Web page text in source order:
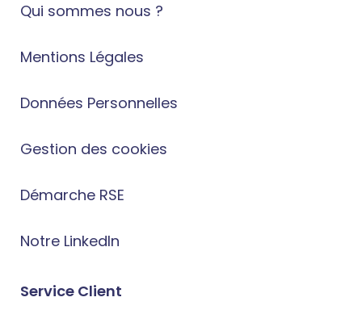
Qui sommes nous ?
Mentions Légales
Données Personnelles
Gestion des cookies
Démarche RSE
Notre LinkedIn
Service Client